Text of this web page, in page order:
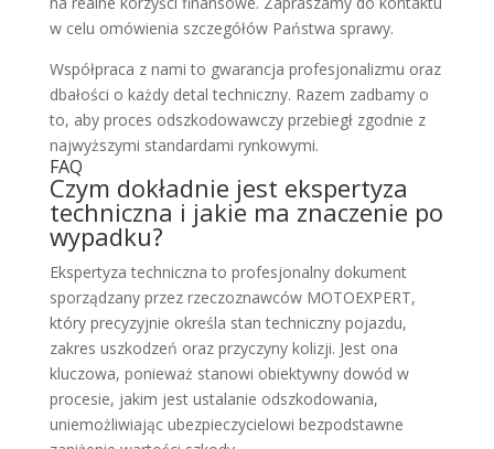
w celu omówienia szczegółów Państwa sprawy.
Współpraca z nami to gwarancja profesjonalizmu oraz
dbałości o każdy detal techniczny. Razem zadbamy o
to, aby proces odszkodowawczy przebiegł zgodnie z
najwyższymi standardami rynkowymi.
FAQ
Czym dokładnie jest ekspertyza
techniczna i jakie ma znaczenie po
wypadku?
Ekspertyza techniczna to profesjonalny dokument
sporządzany przez rzeczoznawców MOTOEXPERT,
który precyzyjnie określa stan techniczny pojazdu,
zakres uszkodzeń oraz przyczyny kolizji. Jest ona
kluczowa, ponieważ stanowi obiektywny dowód w
procesie, jakim jest ustalanie odszkodowania,
uniemożliwiając ubezpieczycielowi bezpodstawne